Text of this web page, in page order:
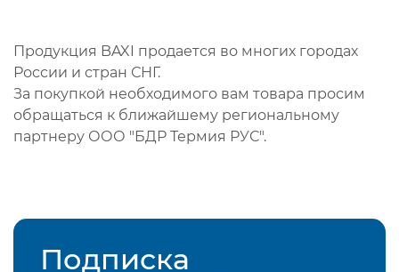
Продукция BAXI продается во многих городах
России и стран СНГ.
За покупкой необходимого вам товара просим
обращаться к ближайшему региональному
партнеру ООО "БДР Термия РУС".
Подписка